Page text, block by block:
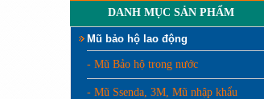
DANH MỤC SẢN PHẨM
Mũ bảo hộ lao động
- Mũ Bảo hộ trong nước
- Mũ Ssenda, 3M, Mũ nhập khẩu